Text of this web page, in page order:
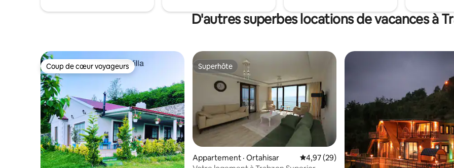
D'autres superbes locations de vacances à
Coup de cœur voyageurs
Coup de cœur voyageurs Superhôte
Superhôte
Appartement · Ortahisar Note moyenne de 4,97 sur 5, 29
4,97 (29)